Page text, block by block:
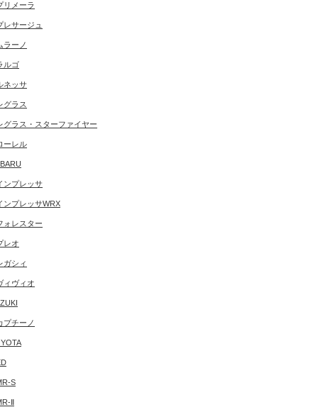
リメーラ
レサージュ
ラーノ
ルゴ
ネッサ
グラス
グラス・スターファイヤー
ーレル
ンプレッサ
ンプレッサWRX
ォレスター
レオ
ガシィ
ィヴィオ
プチーノ
S
Ⅱ